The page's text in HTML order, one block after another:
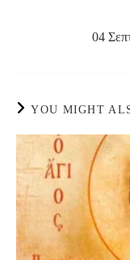
04
YOU MIGHT